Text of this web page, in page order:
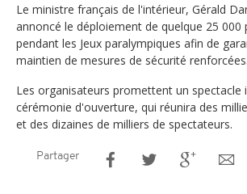
Le ministre français de l'intérieur, Gérald
annoncé le déploiement de quelque 25 000
pendant les Jeux paralympiques afin de
maintien de mesures de sécurité renforcées.
Les organisateurs promettent un spectacle
cérémonie d'ouverture, qui réunira des
et des dizaines de milliers de spectateurs.
Partager